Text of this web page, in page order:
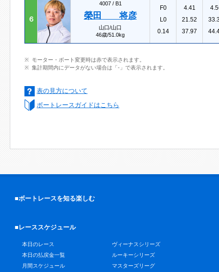
６
4007 / B1
榮田 将彦
山口/山口
46歳/51.0kg
F0
L0
0.14
4.41
21.52
37.97
モーター・ボート変更時は赤で表示されます。
集計期間内にデータがない場合は「-」で表示されます。
表の見方について
ボートレースガイドはこちら
■ボートレースを知る楽しむ
■レーススケジュール
本日のレース
本日の払戻金一覧
月間スケジュール
ヴィーナスシリーズ
ルーキーシリーズ
マスターズリーグ